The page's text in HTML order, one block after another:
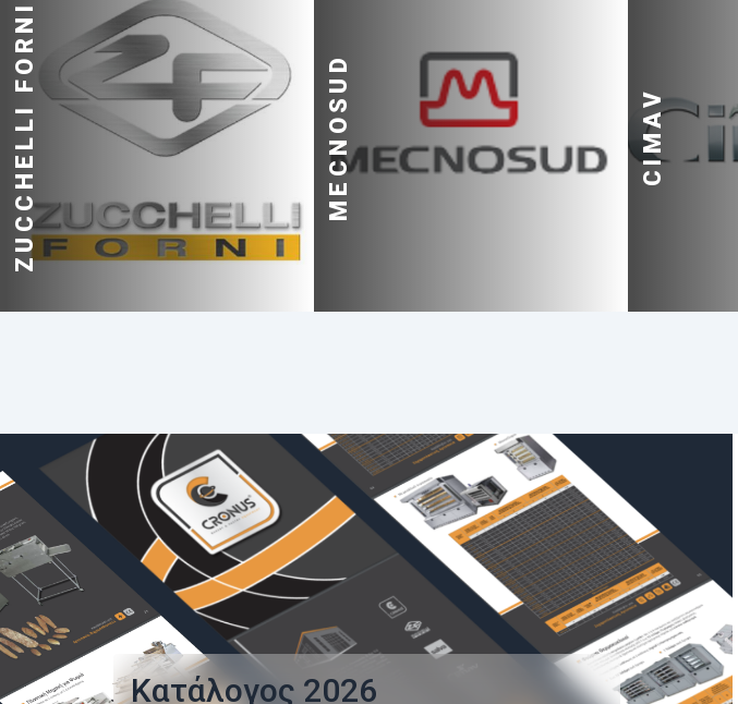
ZUCCHELLI FORNI MECNOSUD CIMAV
Κατάλογος 2026